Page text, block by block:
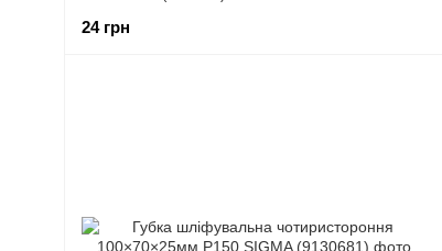
24 грн